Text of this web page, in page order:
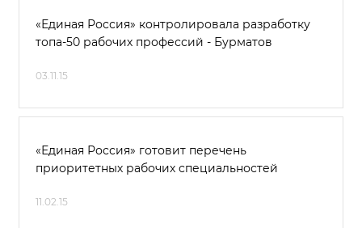
«Единая Россия» контролировала разработку
топа-50 рабочих профессий - Бурматов
03.11.15
«Единая Россия» готовит перечень
приоритетных рабочих специальностей
11.02.15